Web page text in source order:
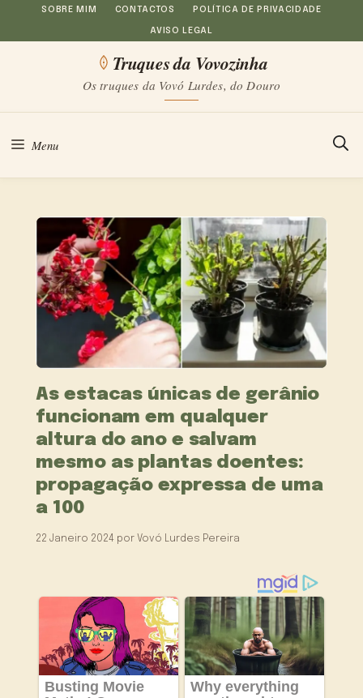
Saltar
para
conteúdo
SOBRE MIM CONTACTOS POLÍTICA DE PRIVACIDADE
AVISO LEGAL
Truques da Vovozinha
Os truques da Vovó Lurdes, do Douro
Menu
As estacas únicas de gerânio
funcionam em qualquer
altura do ano e salvam
mesmo as plantas doentes:
propagação expressa de uma
a 100
22 Janeiro 2024 por Vovó Lurdes Pereira